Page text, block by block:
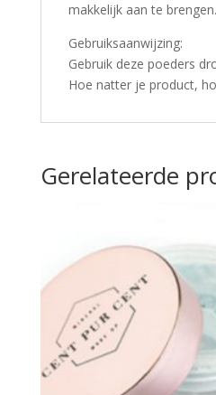
makkelijk aan te brengen.
Gebruiksaanwijzing:
Gebruik deze poeders
Hoe natter je product,
Gerelateerde